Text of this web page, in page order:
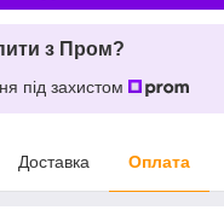
з Пром?
під захистом
Доставка Оплата